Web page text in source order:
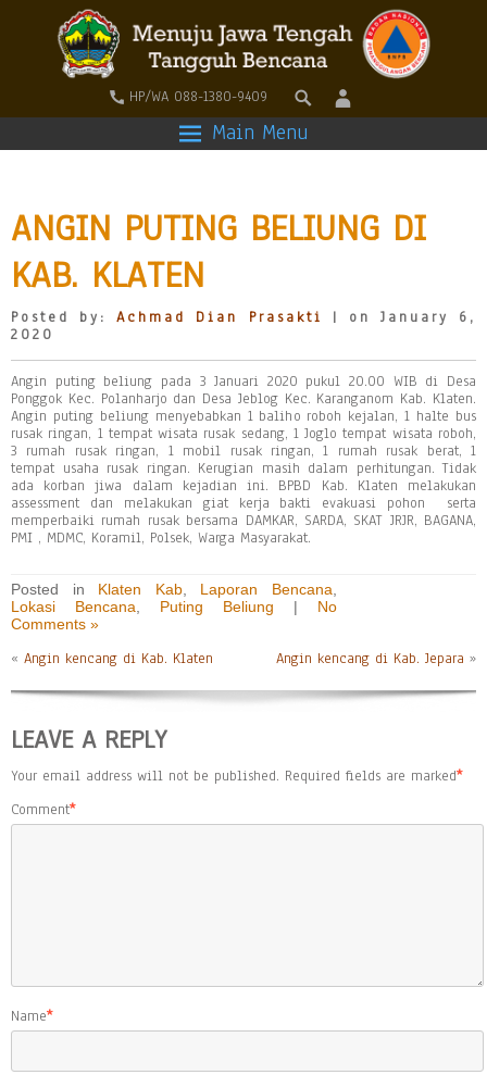
HP/WA 088-1380-9409
Main Menu
ANGIN PUTING BELIUNG DI
KAB. KLATEN
Posted by:Achmad Dian Prasakti
| on January 6,
2020
Angin puting beliung pada 3 Januari 2020 pukul 20.00 WIB di Desa
Ponggok Kec. Polanharjo dan Desa Jeblog Kec. Karanganom Kab. Klaten.
Angin puting beliung menyebabkan 1 baliho roboh kejalan, 1 halte bus
rusak ringan, 1 tempat wisata rusak sedang, 1 Joglo tempat wisata roboh,
3 rumah rusak ringan, 1 mobil rusak ringan, 1 rumah rusak berat, 1
tempat usaha rusak ringan. Kerugian masih dalam perhitungan. Tidak
ada korban jiwa dalam kejadian ini. BPBD Kab. Klaten melakukan
assessment dan melakukan giat kerja bakti evakuasi pohon serta
memperbaiki rumah rusak bersama DAMKAR, SARDA, SKAT JRJR, BAGANA,
PMI , MDMC, Koramil, Polsek, Warga Masyarakat.
Posted in Klaten Kab, Laporan Bencana
Lokasi Bencana
Puting Beliung | No
Comments »
« Angin kencang di Kab. Klaten Angin kencang di Kab. Jepara »
LEAVE A REPLY
Your email address will not be published. Required fields are marked*
Comment*
Name*